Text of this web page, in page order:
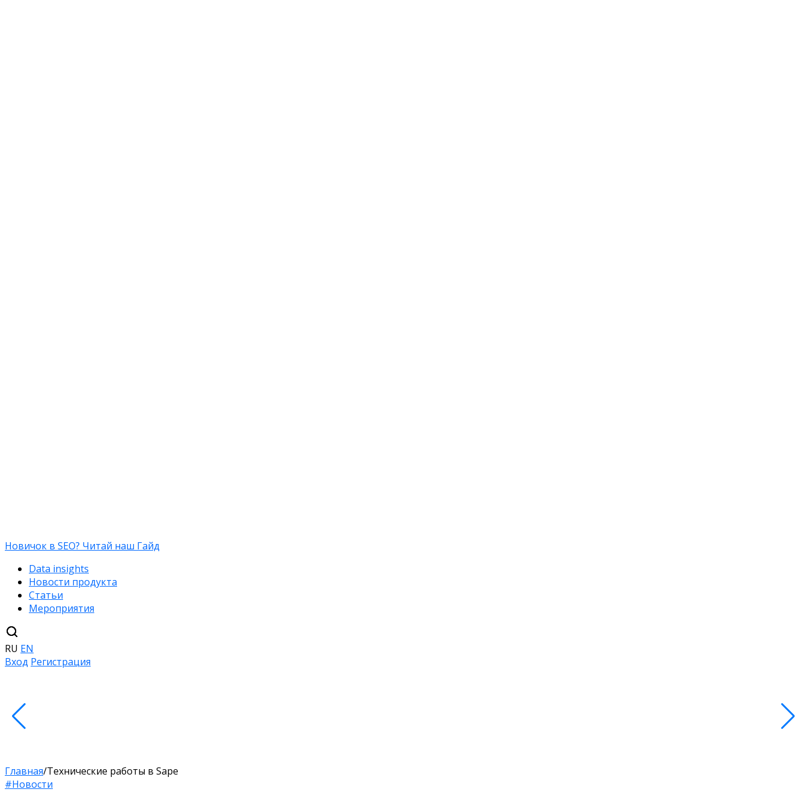
Новичок в SEO? Читай наш Гайд
Data insights
Новости продукта
Статьи
Мероприятия
RU EN
Вход Регистрация
Главная/Технические работы в Sape
#Новости